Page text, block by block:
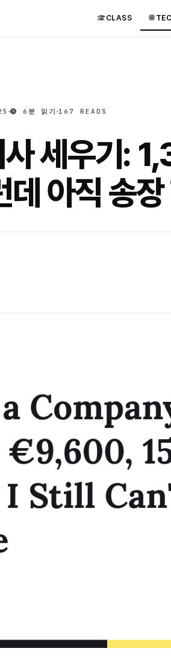
CLASS
6분 읽기 167 READS
세우기:
아직 송장